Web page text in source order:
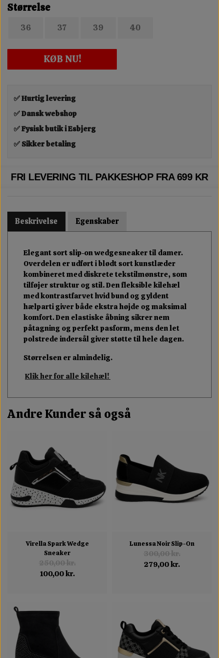
Størrelse
36 37 39 40
KØB NU!
✅ Hurtig levering
✅ Dansk webshop
✅ Fysisk butik i Esbjerg
✅ Sikker betaling
FRI LEVERING TIL PAKKESHOP FRA 699 KR
Beskrivelse Egenskaber
Elegant sort slip-on wedgesneaker til damer.
Overdelen er udført i blødt sort kunstlæder
kombineret med diskrete tekstilmønstre, som
tilføjer struktur og stil. Den fleksible kilehæl
med kontrastfarvet hvid bund og gyldent
hælparti giver både ekstra højde og maksimal
komfort. Den elastiske åbning sikrer nem
påtagning og perfekt pasform, mens den let
polstrede indersål giver støtte til hele dagen.
Størrelsen er almindelig.
Klik her for alle kilehæl!
Andre Kunder så også
Virella Spark Wedge
Sneaker
250,00 kr.
100,00 kr.
Lunessa Noir Slip-On
300,00 kr.
279,00 kr.